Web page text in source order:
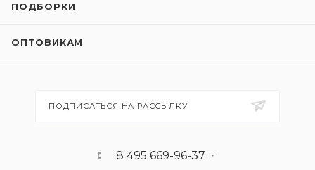
ПОДБОРКИ
ОПТОВИКАМ
ПОДПИСАТЬСЯ НА РАССЫЛКУ
8 495 669-96-37